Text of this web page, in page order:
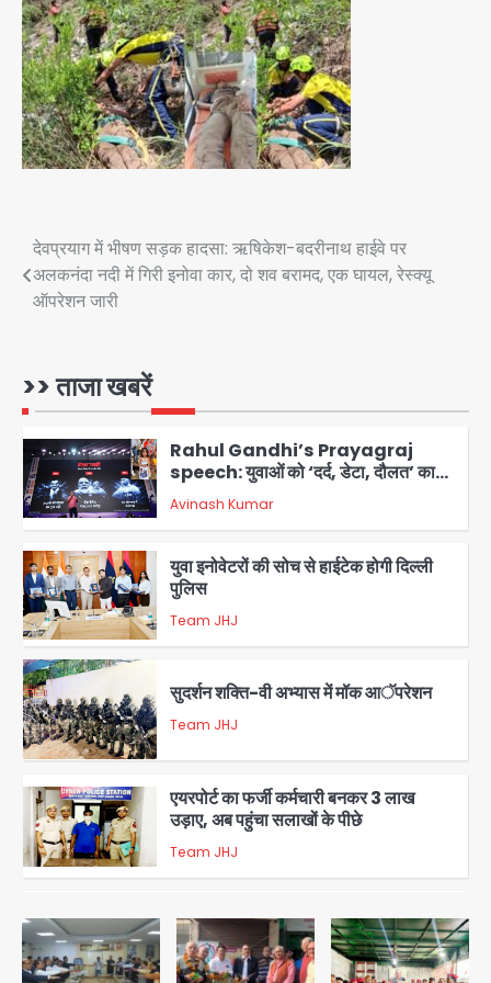
Post
navigation
देवप्रयाग में भीषण सड़क हादसा: ऋषिकेश-बदरीनाथ हाईवे पर
अलकनंदा नदी में गिरी इनोवा कार, दो शव बरामद, एक घायल, रेस्क्यू
ऑपरेशन जारी
>> ताजा खबरें
3
पुलिस
Team JHJ
सुदर्शन शक्ति-वी अभ्यास में मॉक आॅपरेशन
Team JHJ
5
उड़ाए, अब पहुंचा सलाखों के पीछे
Team JHJ
1
2
Rahul Gandhi’s Prayagraj
speech: युवाओं को ‘दर्द, डेटा, दौलत’ का
संदेश, बीजेपी का वार
Avinash Kumar
3
युवा इनोवेटरों की सोच से हाईटेक होगी दिल्ली
पुलिस
Team JHJ
4
सुदर्शन शक्ति-वी अभ्यास में मॉक आॅपरेशन
Team JHJ
5
एयरपोर्ट का फर्जी कर्मचारी बनकर 3 लाख
उड़ाए, अब पहुंचा सलाखों के पीछे
Team JHJ
Noida Sector-49: सेक्टर-49 में 18
साल की मेड ने की खुदकुशी, शरीर पर नहीं मिली
कोई बाहरी
Avinash Kumar